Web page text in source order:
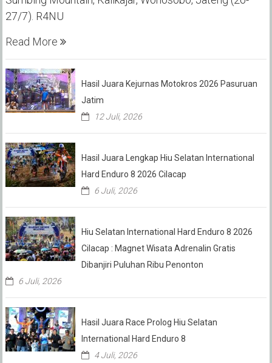
27/7). R4NU
Read More
Hasil Juara Kejurnas Motokros 2026 Pasuruan
Jatim
12 Juli, 2026
Hasil Juara Lengkap Hiu Selatan International
Hard Enduro 8 2026 Cilacap
6 Juli, 2026
Hiu Selatan International Hard Enduro 8 2026
Cilacap : Magnet Wisata Adrenalin Gratis
Dibanjiri Puluhan Ribu Penonton
6 Juli, 2026
Hasil Juara Race Prolog Hiu Selatan
International Hard Enduro 8
4 Juli, 2026